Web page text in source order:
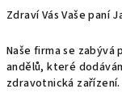
Zdraví Vás Vaše paní
Naše firma se
andělů, které
zdravotnická zařízení.